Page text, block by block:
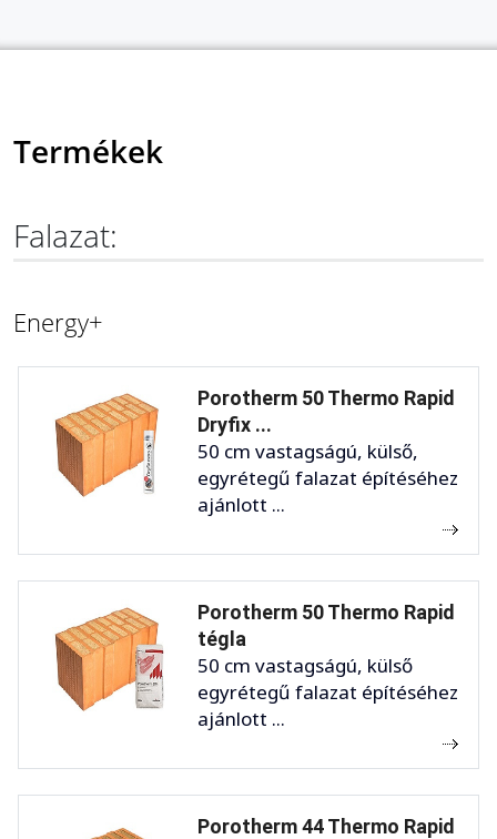
Termékek
Falazat:
Energy+
Porotherm 50 Thermo Rapid
Dryfix ...
50 cm vastagságú, külső,
egyrétegű falazat építéséhez
ajánlott ...
Porotherm 50 Thermo Rapid
tégla
50 cm vastagságú, külső
egyrétegű falazat építéséhez
ajánlott ...
Porotherm 44 Thermo Rapid